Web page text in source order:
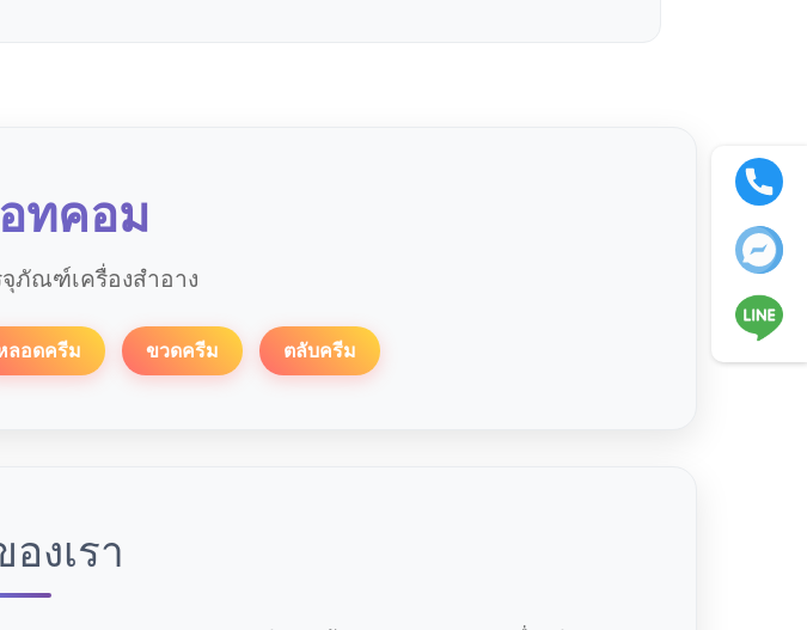
ทคอม
ภัณฑ์เครื่องสำอาง
ลอดครีม ขวดครีม ตลับครีม
งเรา